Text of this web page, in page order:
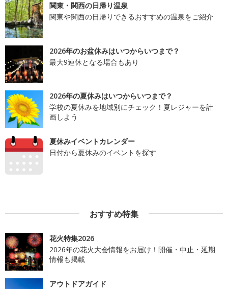
関東・関西の日帰り温泉
関東や関西の日帰りできるおすすめの温泉をご紹介
2026年のお盆休みはいつからいつまで？
最大9連休となる場合もあり
2026年の夏休みはいつからいつまで？
学校の夏休みを地域別にチェック！夏レジャーを計
画しよう
夏休みイベントカレンダー
日付から夏休みのイベントを探す
おすすめ特集
花火特集2026
2026年の花火大会情報をお届け！開催・中止・延期
情報も掲載
アウトドアガイド